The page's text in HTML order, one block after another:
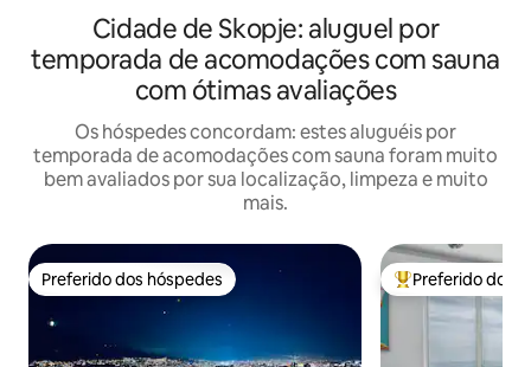
Cidade de Skopje: aluguel por
temporada de acomodações com sauna
com ótimas avaliações
Os hóspedes concordam: estes aluguéis por
temporada de acomodações com sauna foram muito
bem avaliados por sua localização, limpeza e muito
mais.
Preferido dos hóspedes
Preferido dos hóspedes Entre os
Preferido dos